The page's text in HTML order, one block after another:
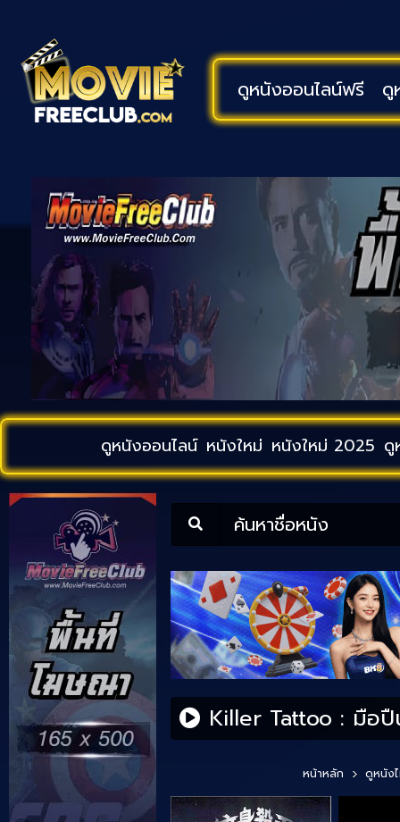
ดูหนังออนไลน์ฟรี ดู
ดูหนังออนไลน์ หนังใหม่ หนังใหม่ 2025 ดู
ค้นหาชื่อหนัง
Killer Tattoo : มือปื
หน้าหลัก ดูหนัง